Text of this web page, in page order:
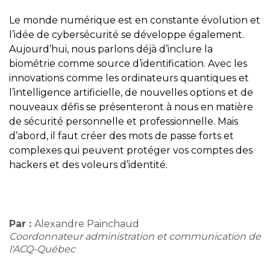
Le monde numérique est en constante évolution et
l’idée de cybersécurité se développe également.
Aujourd’hui, nous parlons déjà d’inclure la
biométrie comme source d’identification. Avec les
innovations comme les ordinateurs quantiques et
l’intelligence artificielle, de nouvelles options et de
nouveaux défis se présenteront à nous en matière
de sécurité personnelle et professionnelle. Mais
d’abord, il faut créer des mots de passe forts et
complexes qui peuvent protéger vos comptes des
hackers et des voleurs d’identité.
Par : Alexandre Painchaud
Coordonnateur administration et communication de
l'ACQ-Québec